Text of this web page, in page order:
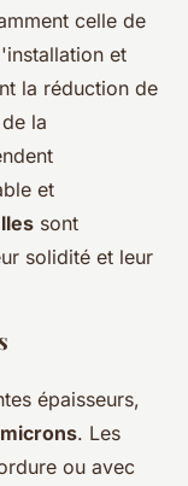
celle de
et
la réduction de
la
et
sont
solidité et leur
épaisseurs,
. Les
ou avec